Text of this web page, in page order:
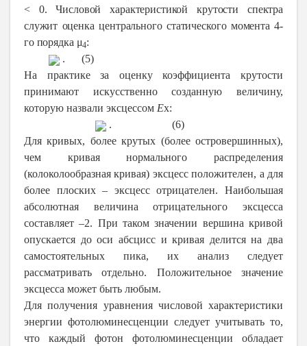
< 0. Числовой характеристикой крутости спектра
служит оценка центрального статического момента 4-
го порядка μ4:
. (5)
На практике за оценку коэффициента крутости
принимают искусственно созданную величину,
которую назвали эксцессом Ex:
. (6)
Для кривых, более крутых (более островершинных),
чем кривая нормального распределения
(колоколообразная кривая) эксцесс положителен, а для
более плоских – эксцесс отрицателен. Наибольшая
абсолютная величина отрицательного эксцесса
составляет –2. При таком значении вершина кривой
опускается до оси абсцисс и кривая делится на два
самостоятельных пика, их анализ следует
рассматривать отдельно. Положительное значение
эксцесса может быть любым.
Для получения уравнения числовой характеристики
энергии фотолюминесценции следует учитывать то,
что каждый фотон фотолюминесценции обладает